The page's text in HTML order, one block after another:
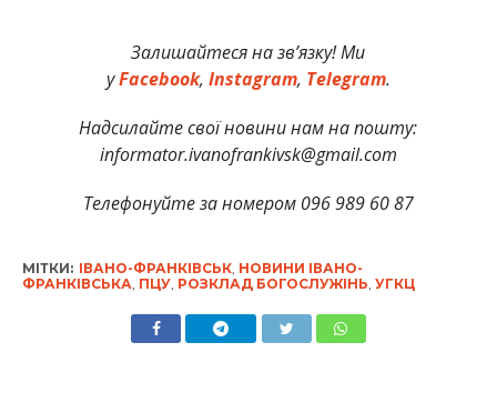
Залишайтеся на зв’язку! Ми
уFacebook, Instagram, Telegram.
Надсилайте свої новини нам на пошту:
informator.ivanofrankivsk@gmail.com
Телефонуйте за номером 096 989 60 87
МІТКИ: ІВАНО-ФРАНКІВСЬК, НОВИНИ ІВАНО-
ФРАНКІВСЬКА, ПЦУ, РОЗКЛАД БОГОСЛУЖІНЬ, УГКЦ